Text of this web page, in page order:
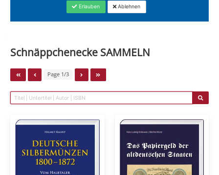
Erlauben Ablehnen
Schnäppchenecke SAMMELN
Page 1/3